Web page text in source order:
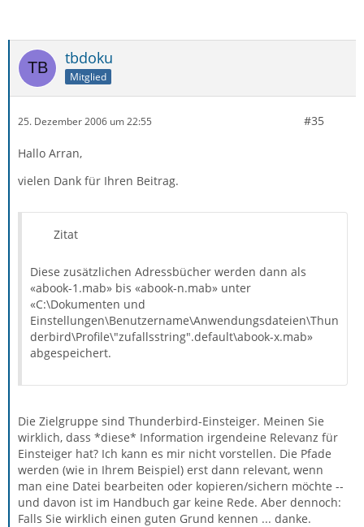
tbdoku
Mitglied
25. Dezember 2006 um 22:55 #35
Hallo Arran,
vielen Dank für Ihren Beitrag.
Zitat
Diese zusätzlichen Adressbücher werden dann als
«abook-1.mab» bis «abook-n.mab» unter
«C:\Dokumenten und
Einstellungen\Benutzername\Anwendungsdateien\Thun
derbird\Profile\"zufallsstring".default\abook-x.mab»
abgespeichert.
Die Zielgruppe sind Thunderbird-Einsteiger. Meinen Sie
wirklich, dass *diese* Information irgendeine Relevanz für
Einsteiger hat? Ich kann es mir nicht vorstellen. Die Pfade
werden (wie in Ihrem Beispiel) erst dann relevant, wenn
man eine Datei bearbeiten oder kopieren/sichern möchte --
und davon ist im Handbuch gar keine Rede. Aber dennoch:
Falls Sie wirklich einen guten Grund kennen ... danke.